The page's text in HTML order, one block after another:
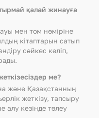
қалай жинауға
мен том нөміріне
кітаптарын сатып
сәйкес келіп,
ме?
және Қазақстанның
жеткізу, тапсыру
алу кезінде төлеу